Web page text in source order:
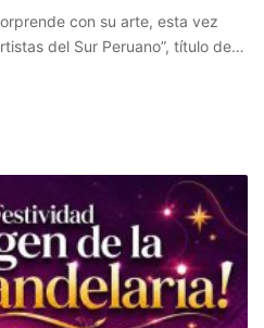
con su arte, esta vez
del Sur Peruano”, título de…